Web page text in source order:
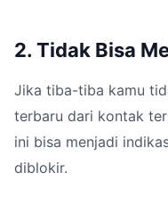
2. Tidak Bisa
Jika tiba-tiba kamu
terbaru dari kontak
ini bisa menjadi
diblokir.